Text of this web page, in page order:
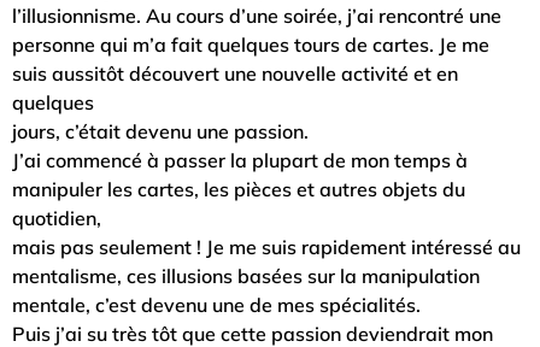
l’illusionnisme. Au cours d’une soirée, j’ai rencontré une
personne qui m’a fait quelques tours de cartes. Je me
suis aussitôt découvert une nouvelle activité et en
quelques
jours, c’était devenu une passion.
J’ai commencé à passer la plupart de mon temps à
manipuler les cartes, les pièces et autres objets du
quotidien,
mais pas seulement ! Je me suis rapidement intéressé au
mentalisme, ces illusions basées sur la manipulation
mentale, c’est devenu une de mes spécialités.
Puis j’ai su très tôt que cette passion deviendrait mon